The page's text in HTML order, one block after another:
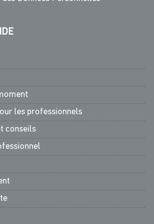
les professionnels
conseils